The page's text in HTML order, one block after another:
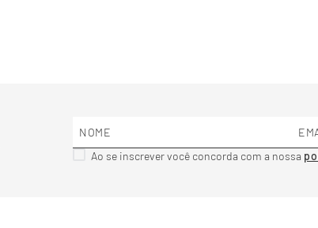
Ao se inscrever você concorda com a nossa